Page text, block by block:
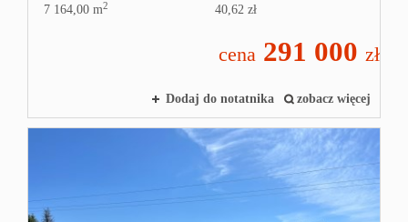
7 164,00 m2 40,62 zł
cena 291 000 zł
Dodaj do notatnika zobacz więcej